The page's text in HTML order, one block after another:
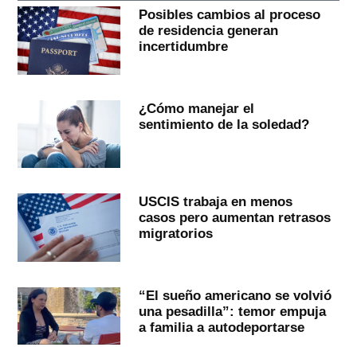
Posibles cambios al proceso
de residencia generan
incertidumbre
¿Cómo manejar el
sentimiento de la soledad?
USCIS trabaja en menos
casos pero aumentan retrasos
migratorios
“El sueño americano se volvió
una pesadilla”: temor empuja
a familia a autodeportarse